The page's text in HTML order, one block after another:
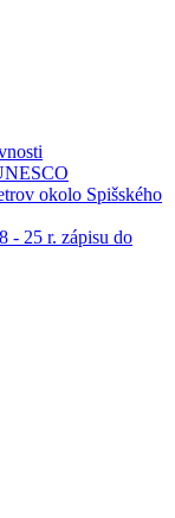
okolo Spišského
- 25 r. zápisu do